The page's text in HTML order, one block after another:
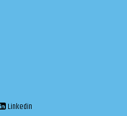
Linkedin